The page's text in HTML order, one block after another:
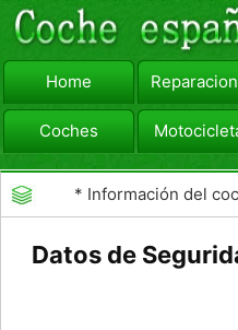
Home
Coches
viajar
* Información del
Datos de